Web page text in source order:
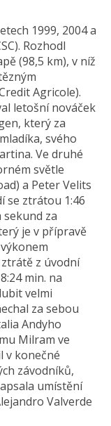
1999, 2004 a
Rozhodl
(98,5 km), v níž
Agricole).
letošní nováček
který za
svého
Ve druhé
světle
a Peter Velits
se ztrátou 1:46
sekund za
je v přípravě
ztrátě z úvodní
min. na
velmi
za sebou
Andyho
Milram ve
v konečné
závodníků,
umístění
Valverde